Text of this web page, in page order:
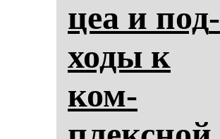
цеа и под­
хо­ды к
ком­